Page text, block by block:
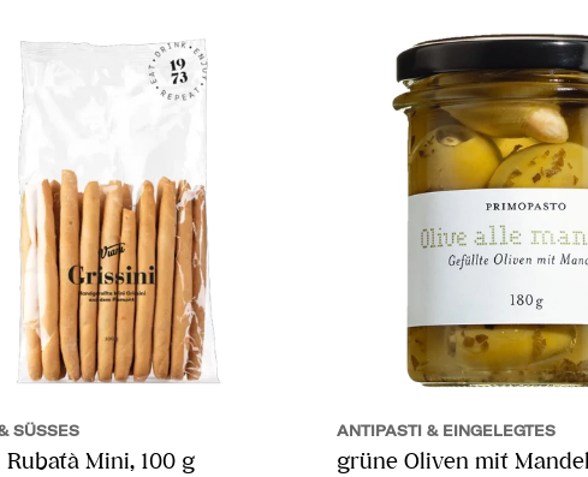
SÜSSES
Mini, 100 g
ANTIPASTI & EINGELEGTES
grüne Oliven mit